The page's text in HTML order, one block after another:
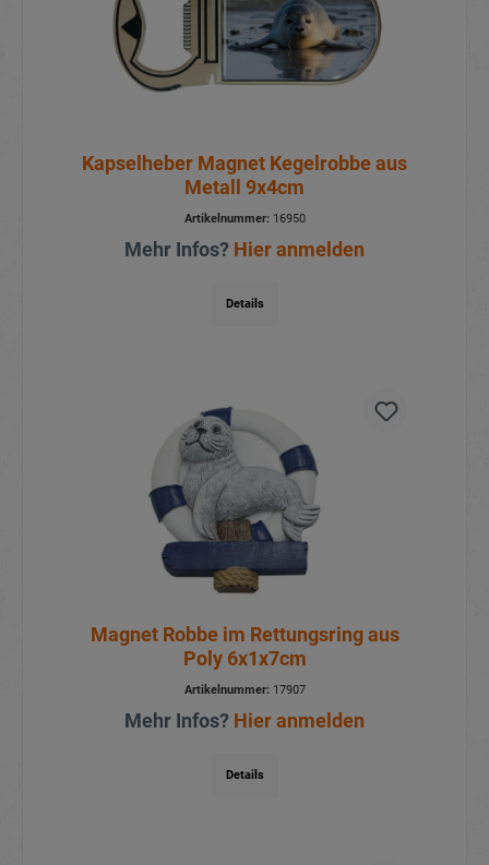
Kapselheber Magnet Kegelrobbe aus
Metall 9x4cm
Artikelnummer:16950
Mehr Infos? Hier anmelden
Details
Magnet Robbe im Rettungsring aus
Poly 6x1x7cm
Artikelnummer:17907
Mehr Infos? Hier anmelden
Details